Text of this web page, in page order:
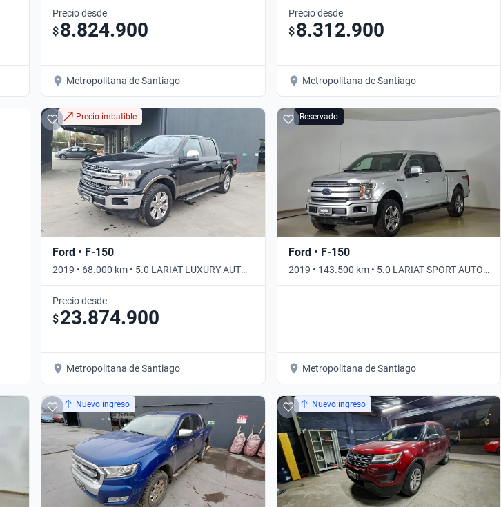
Precio desde
$8.824.900
Metropolitana de Santiago
Precio desde
$8.312.900
Metropolitana de Santiago
Precio imbatible
Ford • F-150
2019 • 68.000 km • 5.0 LARIAT LUXURY AUTO
DOUBLE CAB 4WD • Automático
Precio desde
$23.874.900
Metropolitana de Santiago
Reservado
Ford • F-150
2019 • 143.500 km • 5.0 LARIAT SPORT AUTO
DOUBLE CAB 4WD • Automático
Metropolitana de Santiago
Nuevo ingreso Nuevo ingreso